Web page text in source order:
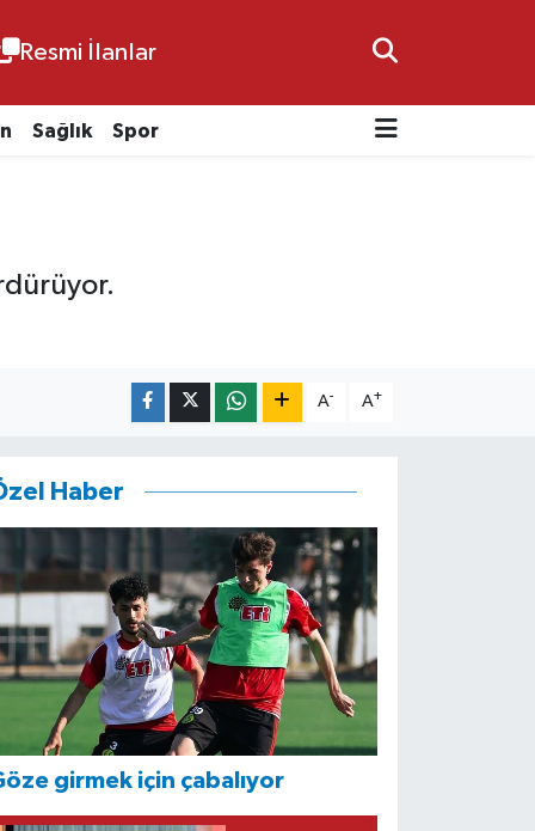
Resmi İlanlar
Sağlık Spor
A- A+
Haber
girmek için çabalıyor